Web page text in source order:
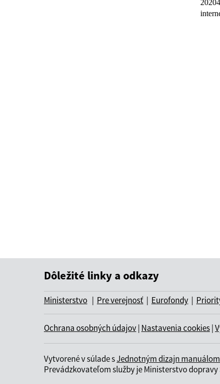
Dôležité linky a odkazy
Ministerstvo | Pre verejnosť | Eurofondy |
Ochrana osobných údajov| Nastavenia cookies|
Vytvorené v súlade sJednotným dizajn
Prevádzkovateľom služby je Ministerstvo dopravy